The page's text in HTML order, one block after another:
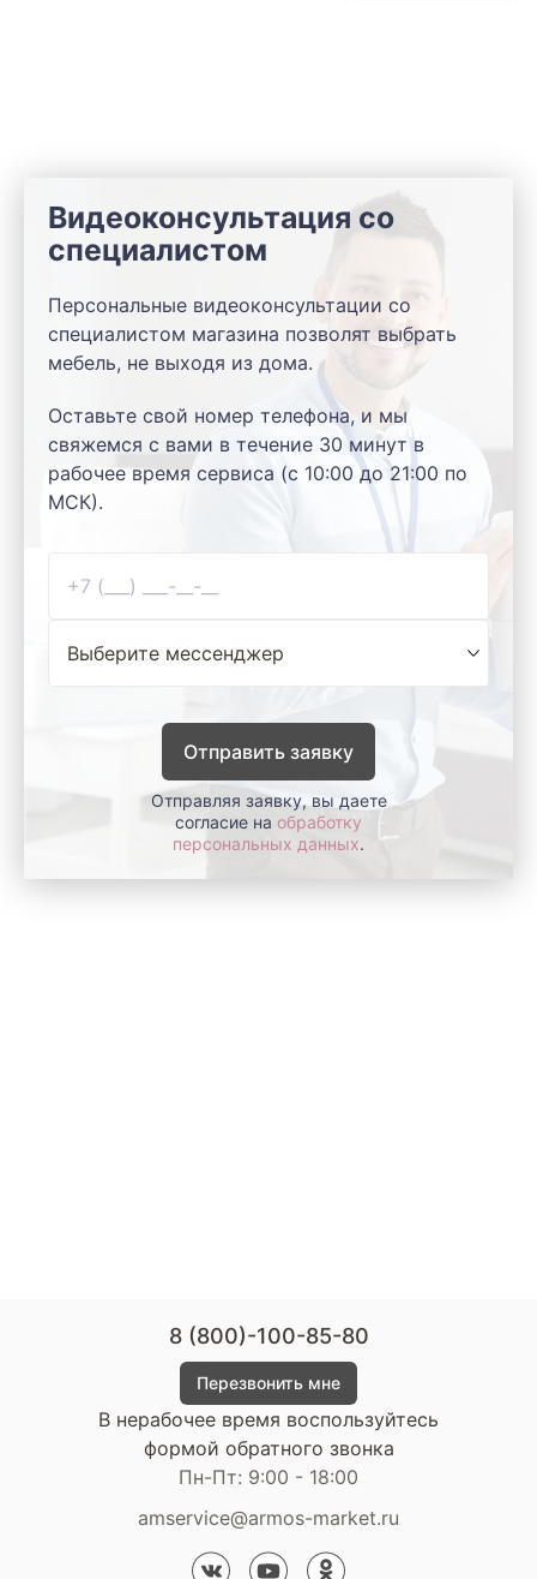
Видеоконсультация со
специалистом
Персональные видеоконсультации со
специалистом магазина позволят выбрать
мебель, не выходя из дома.
Оставьте свой номер телефона, и мы
свяжемся с вами в течение 30 минут в
рабочее время сервиса (с 10:00 до 21:00 по
МСК).
Отправить заявку
Отправляя заявку, вы даете
согласие на обработку
персональных данных.
8 (800)-100-85-80
Перезвонить мне
В нерабочее время воспользуйтесь
формой обратного звонка
Пн-Пт: 9:00 - 18:00
amservice@armos-market.ru